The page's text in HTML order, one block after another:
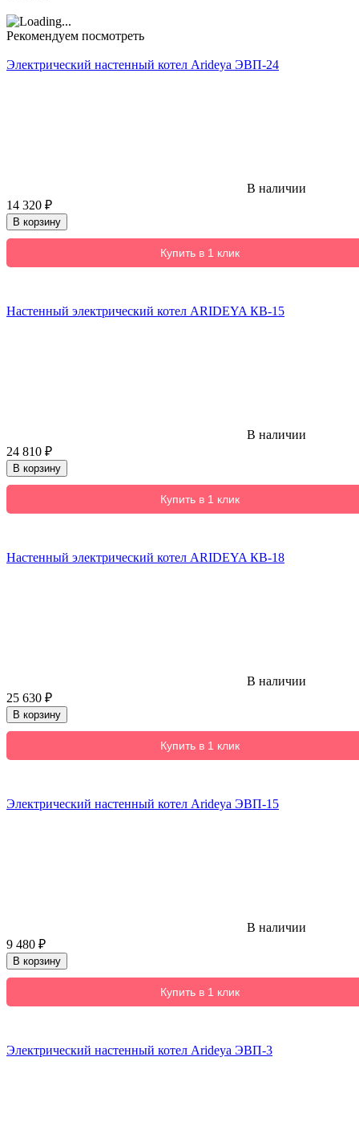
Рекомендуем посмотреть
Электрический настенный котел Arideya ЭВП-24
В наличии
14 320 ₽
В корзину
Купить в 1 клик
Настенный электрический котел ARIDEYA КВ-15
В наличии
24 810 ₽
В корзину
Купить в 1 клик
Настенный электрический котел ARIDEYA КВ-18
В наличии
25 630 ₽
В корзину
Купить в 1 клик
Электрический настенный котел Arideya ЭВП-15
В наличии
9 480 ₽
В корзину
Купить в 1 клик
Электрический настенный котел Arideya ЭВП-3